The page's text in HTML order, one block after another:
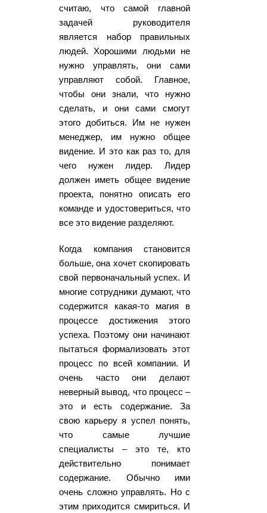
считаю, что самой главной
задачей руководителя
является набор правильных
людей. Хорошими людьми не
нужно управлять, они сами
управляют собой. Главное,
чтобы они знали, что нужно
сделать, и они сами смогут
этого добиться. Им не нужен
менеджер, им нужно общее
видение. И это как раз то, для
чего нужен лидер. Лидер
должен иметь общее видение
проекта, понятно описать его
команде и удостовериться, что
все это видение разделяют.
Когда компания становится
больше, она хочет скопировать
свой первоначальный успех. И
многие сотрудники думают, что
содержится какая-то магия в
процессе достижения этого
успеха. Поэтому они начинают
пытаться формализовать этот
процесс по всей компании. И
очень часто они делают
неверный вывод, что процесс –
это и есть содержание. За
свою карьеру я успел понять,
что самые лучшие
специалисты – это те, кто
действительно понимает
содержание. Обычно ими
очень сложно управлять. Но с
этим приходится смириться. И